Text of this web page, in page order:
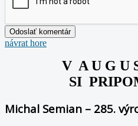
návrat hore
V A U G U
SI
Michal Semian – 285.